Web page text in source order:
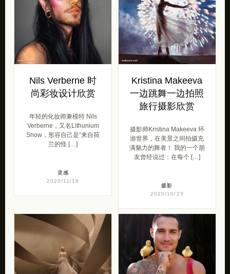
Nils Verberne 时
尚彩妆设计欣赏
年轻的化妆​​师兼模特 Nils
Verberne，又名Lithunium
Snow，形容自己是“来自荷
兰的怪 […]
灵感
2020/11/18
Kristina Makeeva
一边跳舞一边拍照
旅行摄影欣赏
摄影师Kristina Makeeva 环
游世界，在美景之间拍摄充
满魅力的舞者！ 我的一个朋
友曾经说过：在每个 […]
摄影
2020/10/23